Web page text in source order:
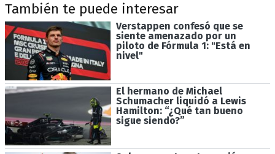
También te puede interesar
Verstappen confesó que se
siente amenazado por un
piloto de Fórmula 1: "Está en
nivel"
El hermano de Michael
Schumacher liquidó a Lewis
Hamilton: “¿Qué tan bueno
sigue siendo?”